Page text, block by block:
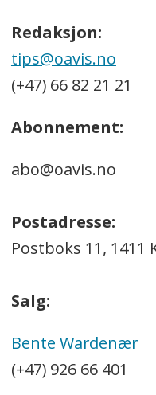
Redaksjon:
tips@oavis.no
(+47) 66 82 21 21
Abonnement:
abo@oavis.no
Postadresse:
Postboks 11, 1411
Salg:
Bente Wardenær
(+47) 926 66 401